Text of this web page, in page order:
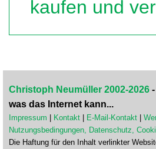
kaufen und
Christoph Neumüller 2002-2026
was das Internet kann...
Impressum | Kontakt | E-Mail-Kontakt |
Nutzungsbedingungen, Datenschutz,
Die Haftung für den Inhalt verlinkter